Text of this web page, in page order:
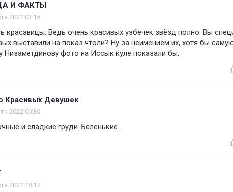
И ФАКТЫ
2022 03:15
красавицы. Ведь очень красивых узбечек звёзд полно. Вы
выставили на показ чтоли? Ну за неимением их, хотя бы самую
Низаметдинову фото на Иссык куле показали бы,
Красивых Девушек
2022 00:30
и сладкие груди. Беленькие.
2022 18:17